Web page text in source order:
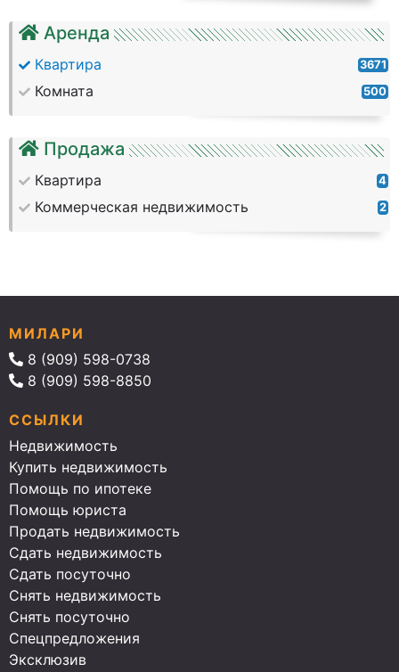
Аренда
Квартира 3671
Комната 500
Продажа
Квартира 4
Коммерческая недвижимость 2
МИЛАРИ
8 (909) 598-0738
8 (909) 598-8850
ССЫЛКИ
Недвижимость
Купить недвижимость
Помощь по ипотеке
Помощь юриста
Продать недвижимость
Сдать недвижимость
Сдать посуточно
Снять недвижимость
Снять посуточно
Спецпредложения
Эксклюзив